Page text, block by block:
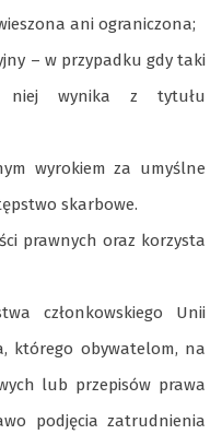
ani ograniczona;
– w przypadku gdy taki
niej wynika z tytułu
wyrokiem za umyślne
skarbowe.
prawnych oraz korzysta
członkowskiego Unii
którego obywatelom, na
lub przepisów prawa
podjęcia zatrudnienia